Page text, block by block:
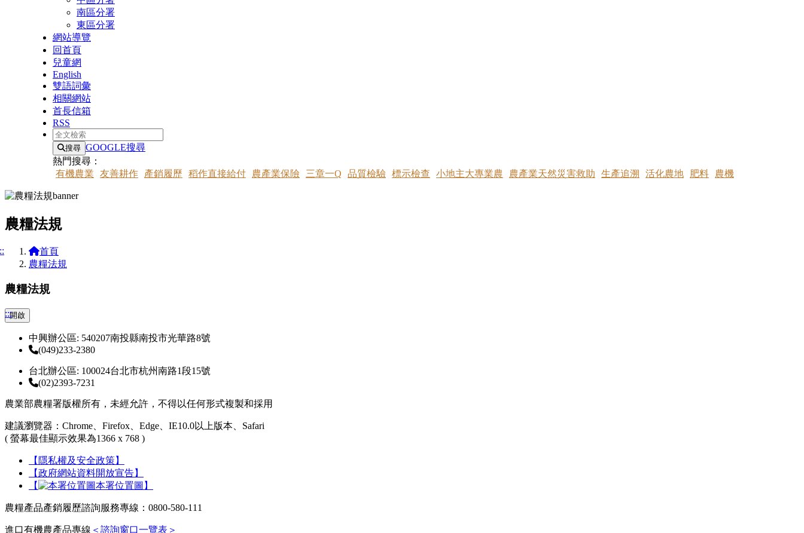
南區分署
東區分署
網站導覽
回首頁
兒童網
English
雙語詞彙
相關網站
首長信箱
RSS
全文檢索
搜尋 GOOGLE搜尋
熱門搜尋：
有機農業
友善耕作 產銷履歷 稻作直接給付 農產業保險 三章一Q 品質檢驗 標示檢查 小地主大專業農 農產業天然災害救助 生產追溯 活化農地 肥料 農機
農糧法規
首頁
農糧法規
農糧法規
:::開啟
中興辦公區: 540207南投縣南投市光華路8號
(049)233-2380
台北辦公區: 100024台北市杭州南路1段15號
(02)2393-7231
農業部農糧署版權所有，未經允許，不得以任何形式複製和採用
建議瀏覽器：Chrome、Firefox、Edge、IE10.0以上版本、Safari
( 螢幕最佳顯示效果為1366 x 768 )
【隱私權及安全政策】
【政府網站資料開放宣告】
【
本署位置圖】
農糧產品產銷履歷諮詢服務專線：0800-580-111
進口有機農產品專線 ＜諮詢窗口一覽表＞